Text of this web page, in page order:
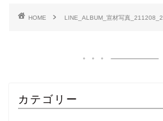
HOME LINE_ALBUM_宣材写真_211208_2
カテゴリー